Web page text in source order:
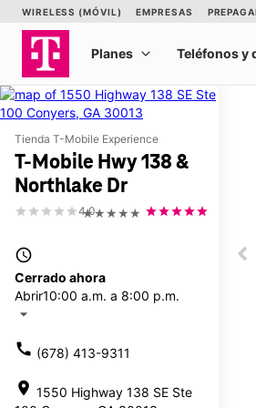
Tienda T-Mobile Experience
T-Mobile Hwy 138 &
Northlake Dr
★★★★★
4.0
access_time
Cerrado ahora
Abrir10:00 a.m. a 8:00 p.m.
arrow_drop_down
call (678) 413-9311
location_on 1550 Highway 138 SE Ste